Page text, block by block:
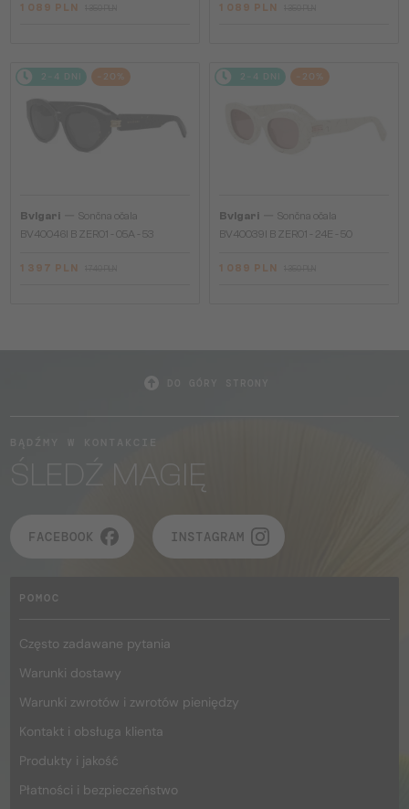
1 089 PLN 1 089 PLN
2-4 DNI -20%
Bvlgari
Sončna očala
BV40046I B ZERO1 - 05A - 53
1 397 PLN
2-4 DNI -20%
Bvlgari
Sončna očala
BV40039I B ZERO1 - 24E - 50
1 089 PLN
ŚLEDŹ MAGIĘ
FACEBOOK INSTAGRAM
POMOC
Często zadawane pytania
Warunki dostawy
Warunki zwrotów i zwrotów pieniędzy
Kontakt i obsługa klienta
Produkty i jakość
Płatności i bezpieczeństwo